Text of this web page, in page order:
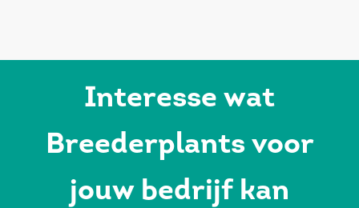
Interesse wat
Breederplants voor
jouw bedrijf kan